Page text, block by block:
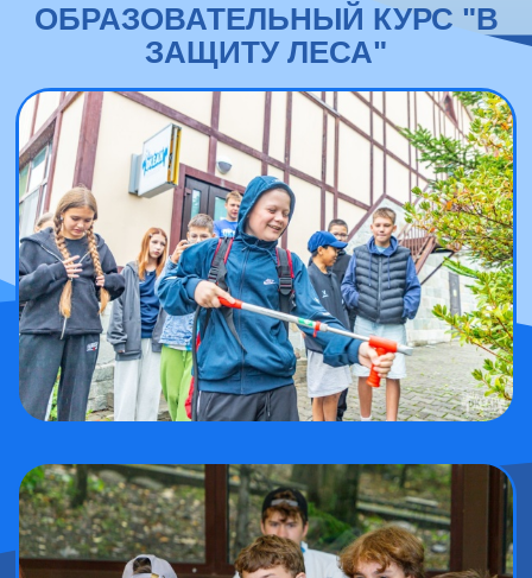
ОБРАЗОВАТЕЛЬНЫЙ КУРС "В
ЗАЩИТУ ЛЕСА"